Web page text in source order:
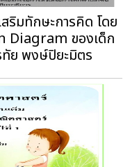
ริมทักษะการคิด โดย
Diagram ของเด็ก
ย พงษ์ปิยะมิตร